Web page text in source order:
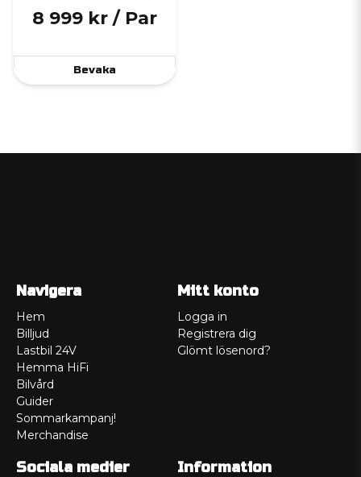
8 999 kr / Par
Bevaka
Navigera
Hem
Billjud
Lastbil 24V
Hemma HiFi
Bilvård
Guider
Sommarkampanj!
Merchandise
Mitt konto
Logga in
Registrera dig
Glömt lösenord?
Sociala medier Information